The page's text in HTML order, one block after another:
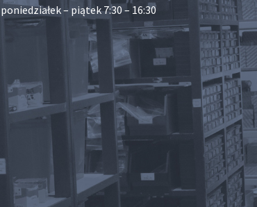
poniedziałek – piątek 7:30 – 16:30